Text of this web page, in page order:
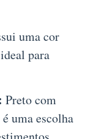
uma cor
para
Preto com
uma escolha